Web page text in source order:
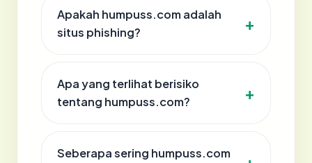
Apakah humpuss.com adalah
situs phishing?
Apa yang terlihat berisiko
tentang humpuss.com?
Seberapa sering humpuss.com